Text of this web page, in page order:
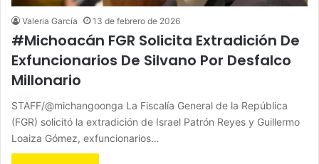
Valeria García 13 de febrero de 2026
#Michoacán FGR Solicita Extradición De
Exfuncionarios De Silvano Por Desfalco
Millonario
STAFF/@michangoonga La Fiscalía General de la República
(FGR) solicitó la extradición de Israel Patrón Reyes y Guillermo
Loaiza Gómez, exfuncionarios…